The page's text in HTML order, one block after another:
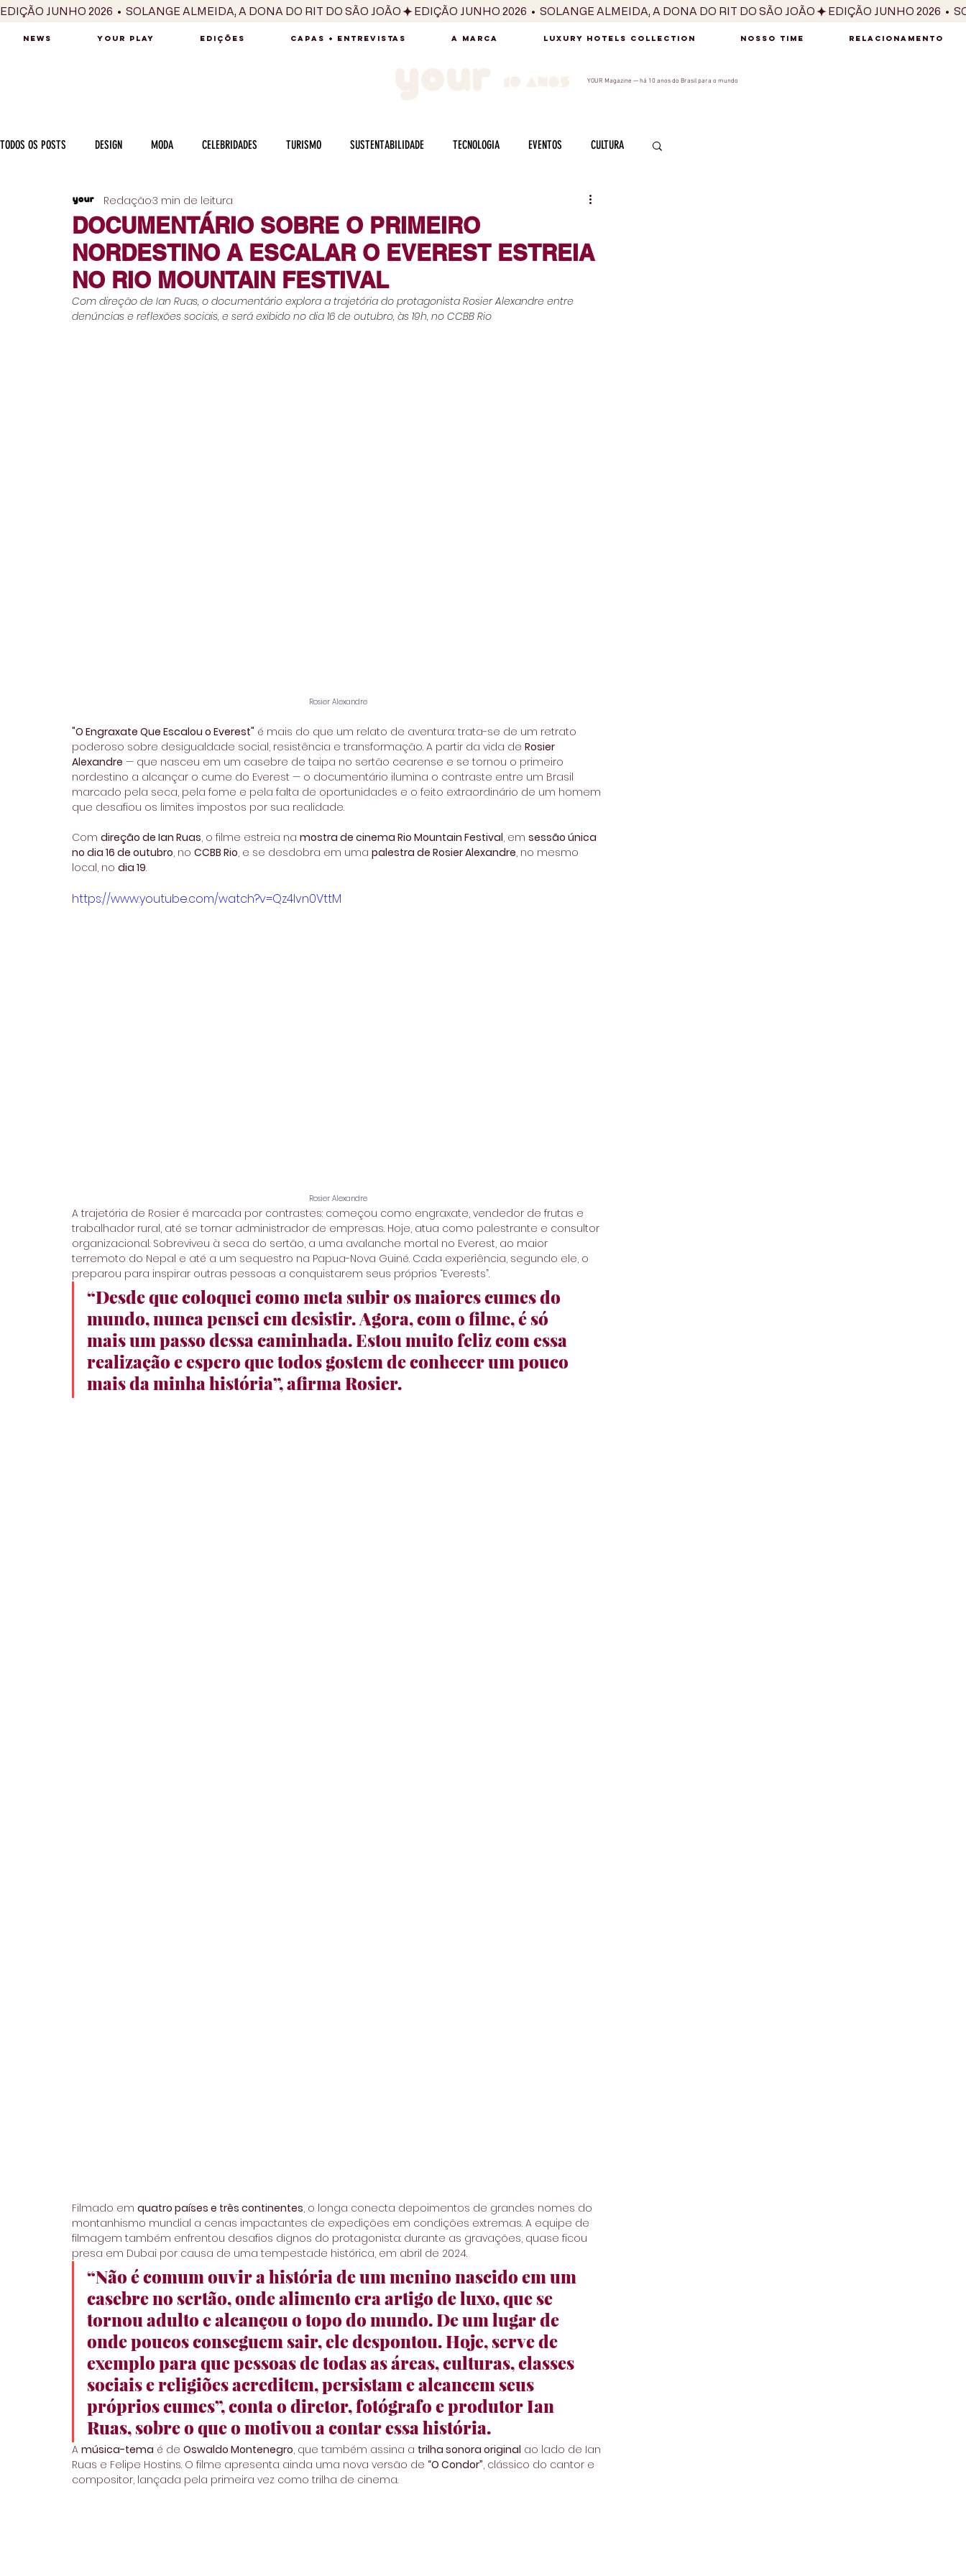
EDIÇÃO JUNHO 2026  •  SOLANGE ALMEIDA, A DONA DO RIT DO SÃO JOÃO
NEWS YOUR PLAY EDIÇÕES CAPAS + ENTREVISTAS A MARCA LUXURY HOTELS COLLECTION NOSSO TIME RELACIONAMENTO
YOUR Magazine — há 10 anos do Brasil para o mundo
TODOS OS POSTS DESIGN MODA CELEBRIDADES TURISMO SUSTENTABILIDADE TECNOLOGIA EVENTOS CULTURA
MÚSICA SÉRIES / TV INTERNACIONAL
CULINÁRIA PESSOAS CARREIRA VINHOS SABOR SEXUALIDADE MULHER HOMEM BEM ESTAR
DOCUMENTÁRIO SOBRE O PRIMEIRO
NORDESTINO A ESCALAR O EVEREST ESTREIA
NO RIO MOUNTAIN FESTIVAL
Redação3 min de leitura
Com direção de Ian Ruas, o documentário explora a trajetória do protagonista Rosier Alexandre entre
denúncias e reflexões sociais, e será exibido no dia 16 de outubro, às 19h, no CCBB Rio
Rosier Alexandre
"O Engraxate Que Escalou o Everest" é mais do que um relato de aventura: trata-se de um retrato
poderoso sobre desigualdade social, resistência e transformação. A partir da vida de Rosier
Alexandre — que nasceu em um casebre de taipa no sertão cearense e se tornou o primeiro
nordestino a alcançar o cume do Everest — o documentário ilumina o contraste entre um Brasil
marcado pela seca, pela fome e pela falta de oportunidades e o feito extraordinário de um homem
que desafiou os limites impostos por sua realidade.
Com direção de Ian Ruas, o filme estreia na mostra de cinema Rio Mountain Festival, em sessão única
no dia 16 de outubro, no CCBB Rio, e se desdobra em uma palestra de Rosier Alexandre, no mesmo
local, no dia 19.
https://www.youtube.com/watch?v=Qz4Ivn0VttM
Rosier Alexandre
A trajetória de Rosier é marcada por contrastes: começou como engraxate, vendedor de frutas e
trabalhador rural, até se tornar administrador de empresas. Hoje, atua como palestrante e consultor
organizacional. Sobreviveu à seca do sertão, a uma avalanche mortal no Everest, ao maior
terremoto do Nepal e até a um sequestro na Papua-Nova Guiné. Cada experiência, segundo ele, o
preparou para inspirar outras pessoas a conquistarem seus próprios “Everests”.
“Desde que coloquei como meta subir os maiores cumes do
mundo, nunca pensei em desistir. Agora, com o filme, é só
mais um passo dessa caminhada. Estou muito feliz com essa
realização e espero que todos gostem de conhecer um pouco
mais da minha história”, afirma Rosier.
Filmado em quatro países e três continentes, o longa conecta depoimentos de grandes nomes do
montanhismo mundial a cenas impactantes de expedições em condições extremas. A equipe de
filmagem também enfrentou desafios dignos do protagonista: durante as gravações, quase ficou
presa em Dubai por causa de uma tempestade histórica, em abril de 2024.
“Não é comum ouvir a história de um menino nascido em um
casebre no sertão, onde alimento era artigo de luxo, que se
tornou adulto e alcançou o topo do mundo. De um lugar de
onde poucos conseguem sair, ele despontou. Hoje, serve de
exemplo para que pessoas de todas as áreas, culturas, classes
sociais e religiões acreditem, persistam e alcancem seus
próprios cumes”, conta o diretor, fotógrafo e produtor Ian
Ruas, sobre o que o motivou a contar essa história.
A música-tema é de Oswaldo Montenegro, que também assina a trilha sonora original ao lado de Ian
Ruas e Felipe Hostins. O filme apresenta ainda uma nova versão de “O Condor”, clássico do cantor e
compositor, lançada pela primeira vez como trilha de cinema.